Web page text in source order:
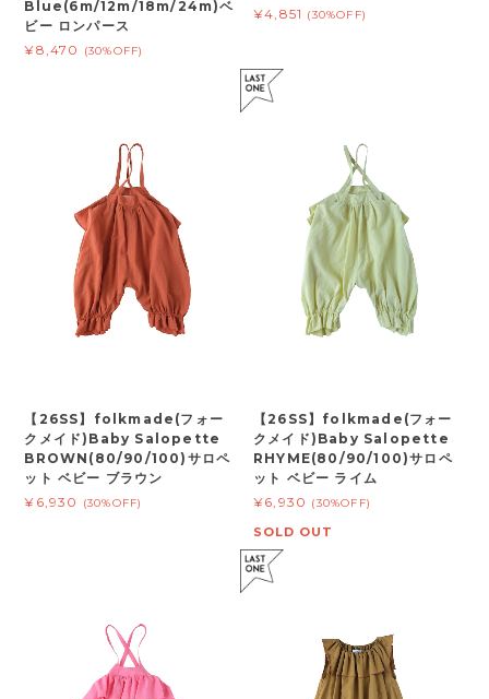
Blue(6m/12m/18m/24m)ベ
ビー ロンパース
¥8,470
(30%OFF)
¥4,851 (30%OFF)
【26SS】folkmade(フォー
クメイド)Baby Salopette
BROWN(80/90/100)サロペ
ット ベビー ブラウン
¥6,930
(30%OFF)
【26SS】folkmade(フォー
クメイド)Baby Salopette
RHYME(80/90/100)サロペ
ット ベビー ライム
¥6,930 (30%OFF)
SOLD OUT